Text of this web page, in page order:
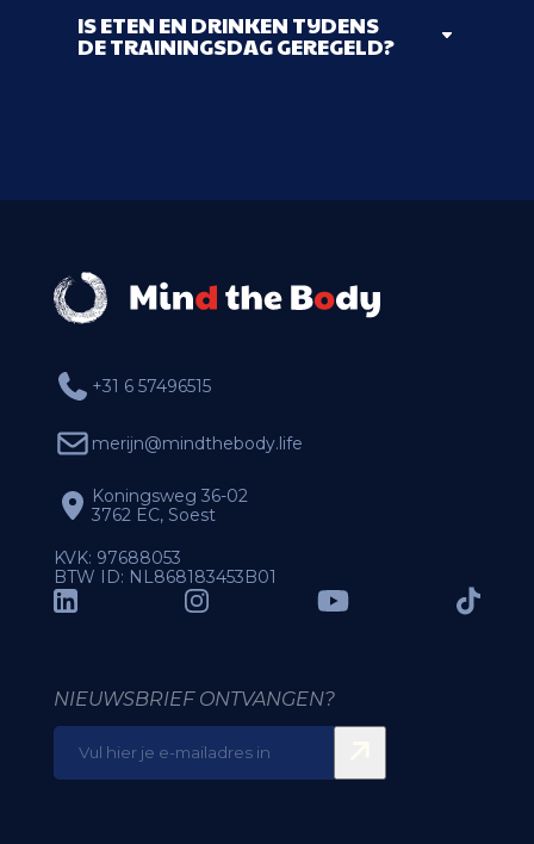
IS ETEN EN DRINKEN TIJDENS
DE TRAININGSDAG GEREGELD?
+31 6 57496515
merijn@mindthebody.life
Koningsweg 36-02
3762 EC, Soest
KVK: 97688053
BTW ID: NL868183453B01
NIEUWSBRIEF ONTVANGEN?
E-
mailadres(Vereist)